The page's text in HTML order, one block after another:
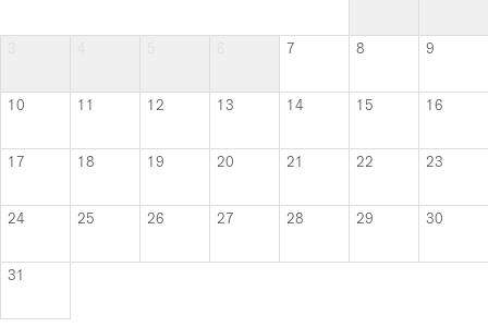
7 8 9
10 11 12 13 14 15 16
17 18 19 20 21 22 23
24 25 26 27 28 29 30
31